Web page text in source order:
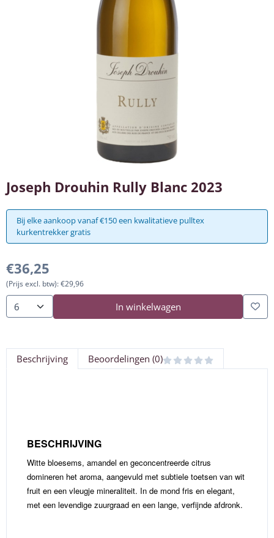
Joseph Drouhin Rully Blanc 2023
Bij elke aankoop vanaf €150 een kwalitatieve pulltex
kurkentrekker gratis
€36,25
(Prijs excl. btw):€29,96
Aantal In winkelwagen
Beschrijving Beoordelingen (0)
BESCHRIJVING
Witte bloesems, amandel en geconcentreerde citrus
domineren het aroma, aangevuld met subtiele toetsen van wit
fruit en een vleugje mineraliteit. In de mond fris en elegant,
met een levendige zuurgraad en een lange, verfijnde afdronk.